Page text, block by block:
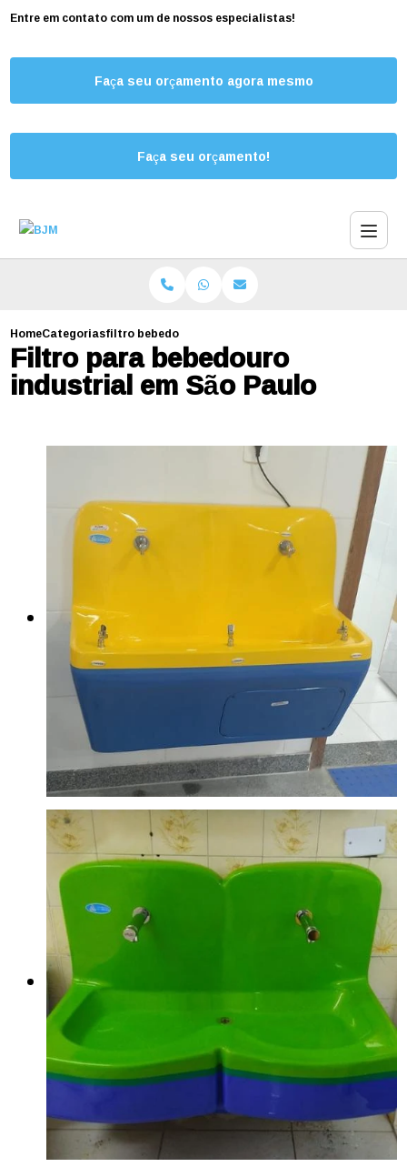
Entre em contato com um de nossos especialistas!
Faça seu orçamento agora mesmo
Faça seu orçamento!
HomeCategoriasfiltro bebedouro industrial sao paulo
Filtro para bebedouro
industrial em São Paulo